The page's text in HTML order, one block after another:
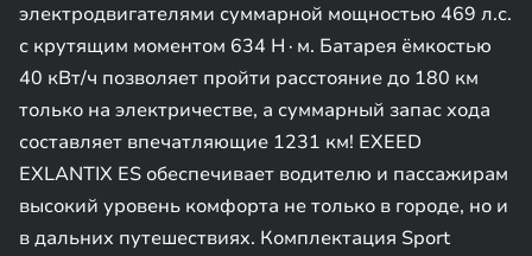
электродвигателями суммарной мощностью 469 л.с.
с крутящим моментом 634 Н∙м. Батарея ёмкостью
40 кВт/ч позволяет пройти расстояние до 180 км
только на электричестве, а суммарный запас хода
составляет впечатляющие 1231 км! EXEED
EXLANTIX ES обеспечивает водителю и пассажирам
высокий уровень комфорта не только в городе, но и
в дальних путешествиях. Комплектация Sport